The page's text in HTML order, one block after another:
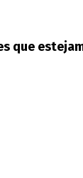
que